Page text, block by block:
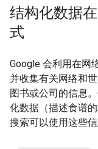
结构化数据
式
Google 会利用在网
并收集有关网络和
图书或公司的信息
化数据（描述食谱
搜索可以使用这些